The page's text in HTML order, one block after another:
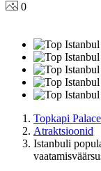
0
Topkapi
Atraktsioonid
Istanbuli